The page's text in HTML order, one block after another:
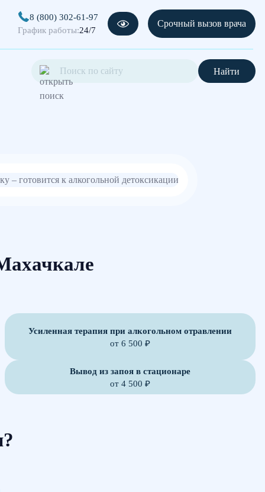
8 (800) 302-61-97
График работы:24/7
Срочный вызов врача
Найти
Усиленная терапия при алкогольном отравлении
от 6 500 ₽
Вывод из запоя в стационаре
от 4 500 ₽